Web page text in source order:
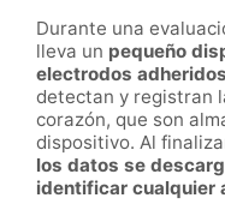
Durante una
lleva un pequeño
electrodos
detectan y registran
corazón, que son
dispositivo. Al
los datos se
identificar cualquier